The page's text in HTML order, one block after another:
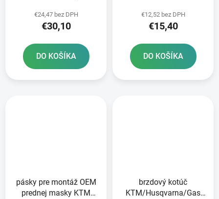
€24,47 bez DPH
€30,10
DO KOŠÍKA
€12,52 bez DPH
€15,40
DO KOŠÍKA
pásky pre montáž OEM
prednej masky KTM
brzdový kotúč
KTM/Husqvarna/Gas